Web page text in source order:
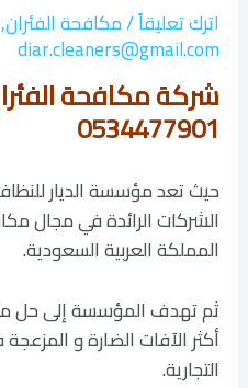
اترك تعليقاً/مكافحة الفئران
diar.cleaners@gmail.com
شركة مكافحة
0534477901
حيث تعد مؤسسة الديار
الشركات الرائدة في مجال
المملكة العربية السعودية.
ثم تهدف المؤسسة إلى حل
أكثر الآفات الضارة و
التجارية.